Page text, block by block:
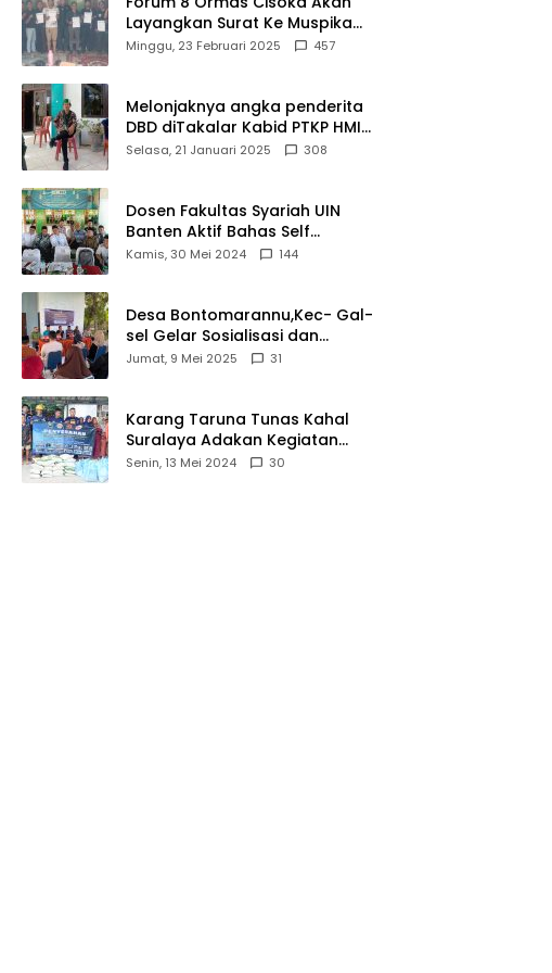
Layangkan Surat Ke Muspika
Atas Adanya Kantor Matel di
Minggu, 23 Februari 2025 457
Melonjaknya angka penderita
DBD diTakalar Kabid PTKP HMI
Cab.Takalar angkat bicara
Selasa, 21 Januari 2025 308
Dosen Fakultas Syariah UIN
Banten Aktif Bahas Self
Declare Halal dalam Forum
Kamis, 30 Mei 2024 144
Desa Bontomarannu,Kec- Gal-
sel Gelar Sosialisasi dan
Bimtek Pemutakhiran Data ID
Jumat, 9 Mei 2025 31
Karang Taruna Tunas Kahal
Suralaya Adakan Kegiatan
Bansos Terhadap Kaum
Senin, 13 Mei 2024 30